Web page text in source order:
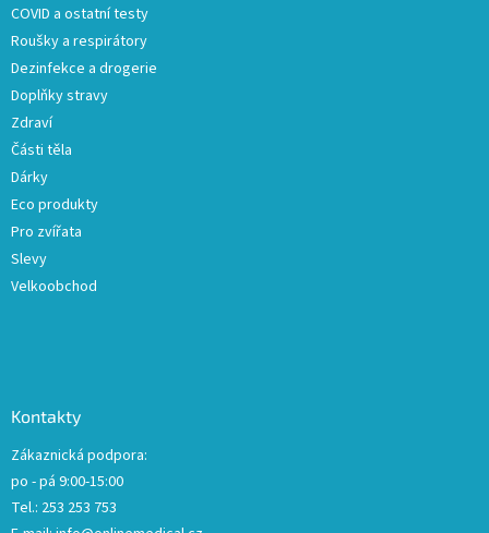
COVID a ostatní testy
Roušky a respirátory
Dezinfekce a drogerie
Doplňky stravy
Zdraví
Části těla
Dárky
Eco produkty
Pro zvířata
Slevy
Velkoobchod
Kontakty
Zákaznická podpora:
po - pá 9:00-15:00
Tel.: 253 253 753